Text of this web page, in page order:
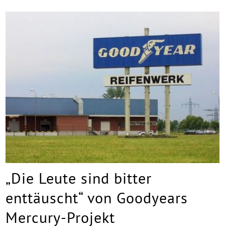
„Die Leute sind bitter
enttäuscht“ von Goodyears
Mercury-Projekt